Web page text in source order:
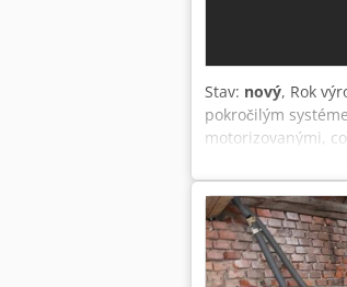
Stav: nový, Rok
pokročilým
motorizovanými,
nože) se řezací
přizpůsobil
možnost rozšíření
poznamenat, že
výrobu prvků se
čepele, na